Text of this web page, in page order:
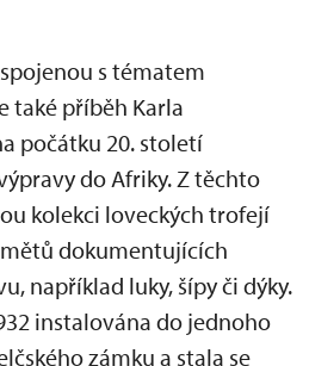
s tématem
také příběh Karla
počátku 20. století
do Afriky. Z těchto
kolekci loveckých trofejí
dokumentujících
například luky, šípy či dýky.
instalována do jednoho
zámku a stala se